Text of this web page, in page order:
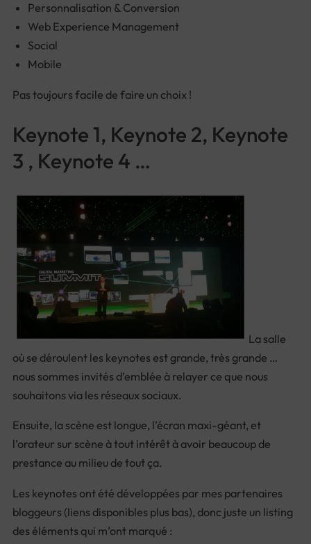
Personnalisation & Conversion
Web Experience Management
Social
Mobile
Pas toujours facile de faire un choix !
Keynote 1, Keynote 2, Keynote
3 , Keynote 4 …
La salle
où se déroulent les keynotes est grande, très grande …
nous sommes invités d’emblée à relayer ce que nous
souhaitons via les réseaux sociaux.
Ensuite, la scène est longue, l’écran maxi-géant, et
l’orateur sur scène à tout intérêt à avoir beaucoup de
prestance au milieu de tout ça.
Les keynotes ont été développées par mes partenaires
bloggeurs (liens disponibles plus bas), donc juste un listing
des éléments qui m’ont marqué :